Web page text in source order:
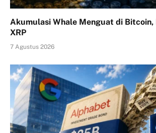
Akumulasi Whale Menguat di Bitcoin,
XRP
7 Agustus 2026